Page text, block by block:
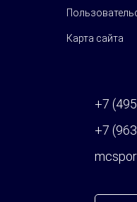
Карта сайта
+7
+7